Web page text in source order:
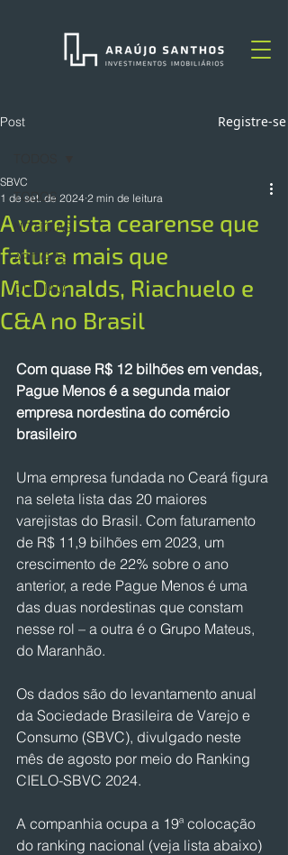
Post Registre-se
TODOS
NOTÍCIAS
ARTIGOS
OPINIÃO
A varejista cearense que
fatura mais que
McDonalds, Riachuelo e
C&A no Brasil
SBVC
1 de set. de 2024 2 min de leitura
Com quase R$ 12 bilhões em vendas,
Pague Menos é a segunda maior
empresa nordestina do comércio
brasileiro
Uma empresa fundada no Ceará figura
na seleta lista das 20 maiores
varejistas do Brasil. Com faturamento
de R$ 11,9 bilhões em 2023, um
crescimento de 22% sobre o ano
anterior, a rede Pague Menos é uma
das duas nordestinas que constam
nesse rol – a outra é o Grupo Mateus,
do Maranhão.
Os dados são do levantamento anual
da Sociedade Brasileira de Varejo e
Consumo (SBVC), divulgado neste
mês de agosto por meio do Ranking
CIELO-SBVC 2024.
A companhia ocupa a 19ª colocação
do ranking nacional (veja lista abaixo)